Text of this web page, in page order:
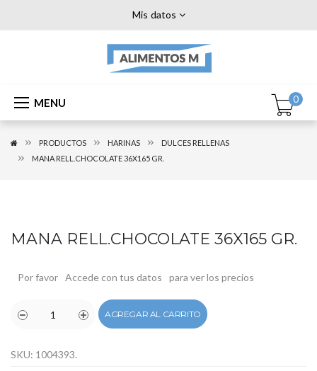
Mis datos
MENU 0
PRODUCTOS HARINAS
DULCES RELLENAS
MANA RELL.CHOCOLATE 36X165 GR.
MANA RELL.CHOCOLATE 36X165 GR.
Por favor Accede con tus datos para ver los precios
AGREGAR AL CARRITO
SKU: 1004393.